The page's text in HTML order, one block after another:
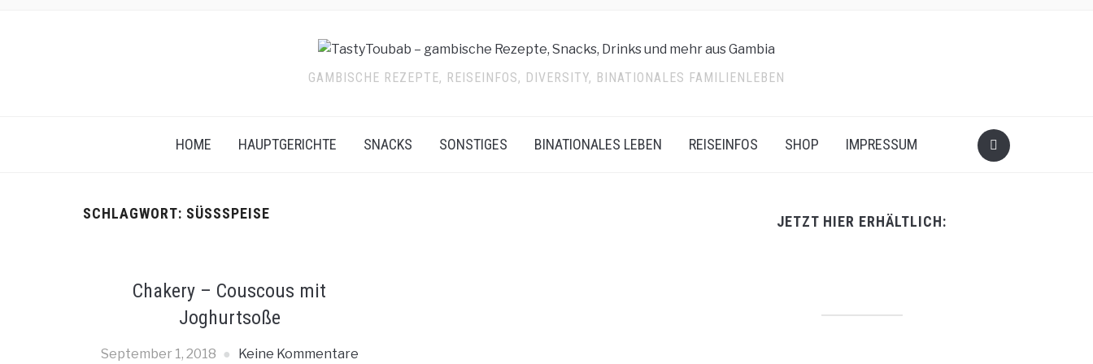
GAMBISCHE REZEPTE, REISEINFOS, DIVERSITY, BINATIONALES FAMILIENLEBEN
HOME HAUPTGERICHTE SNACKS SONSTIGES BINATIONALES LEBEN REISEINFOS SHOP IMPRESSUM
SCHLAGWORT: SÜSSSPEISE
Chakery – Couscous mit
Joghurtsoße
September 1, 2018 Keine Kommentare
JETZT HIER ERHÄLTLICH: